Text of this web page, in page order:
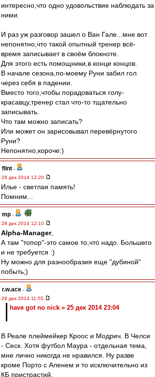
интересно,что одно удовольствие наблюдать за
ними.
И раз уж разговор зашел о Ван Гале...мне вот
непонятно,что такой опытный тренер всё-
время записывает в своём блокноте.
Для этого есть помощники,в конце концов.
В начале сезона,по-моему Руни забил гол
через себя в падении.
Вместо того,чтобы порадоваться голу-
красавцу,тренер стал что-то тщательно
записывать.
Что там можно записать?
Или может он зарисовывал перевёрнутого
Руни?
Непонятно,короче:)
flint -
28 дек 2014 12:20
Илье - светлая память!
Помним...
mp -
28 дек 2014 12:10
Alpha-Manager,
А там "топор"-это самое то,что надо. Большего
и не требуется :)
Ну можно для разнообразия еще "дубиной"
побыть;)
r.w.ace -
28 дек 2014 11:55
have got no nick » 25 дек 2014 23:04
В Реале плеймейкер Кроос и Модрич. В Челси
- Сеск. Хотя футбол Маура - отдельная тема,
мне лично никогда не нравился. Ну разве
кроме Порто с Аленем и то исключительно из
КБ пристрастий.